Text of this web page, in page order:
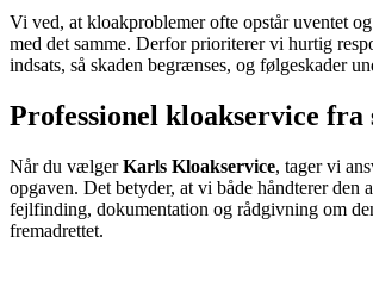
Vi ved, at kloakproblemer ofte opstår uventet
med det samme. Derfor prioriterer vi hurtig
indsats, så skaden begrænses, og følgeskader
Professionel kloakservice
Når du vælgerKarls Kloakservice, tager vi
opgaven. Det betyder, at vi både håndterer den
fejlfinding, dokumentation og rådgivning om
fremadrettet.